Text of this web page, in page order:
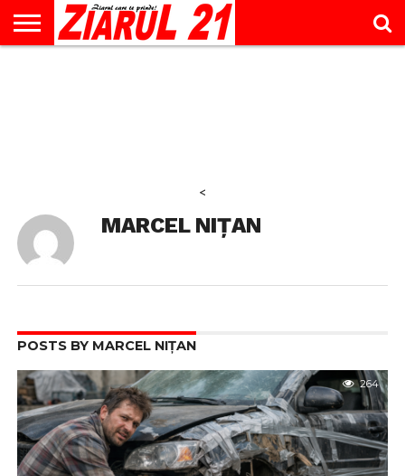
<
MARCEL NIȚAN
POSTS BY MARCEL NIȚAN
264